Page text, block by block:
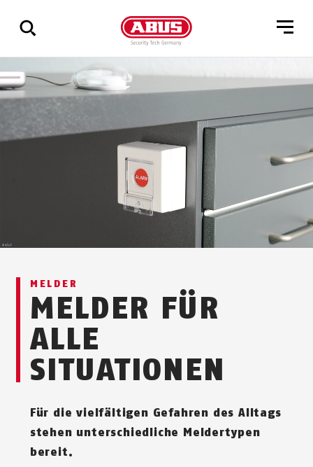
Zeige
alle
Ergebnisse
MELDER
MELDER FÜR
ALLE
SITUATIONEN
Für die vielfältigen Gefahren des Alltags
stehen unterschiedliche Meldertypen
bereit.